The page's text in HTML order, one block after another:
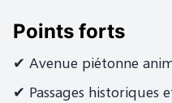
Points forts
✔ Avenue piétonne
✔ Passages historiques